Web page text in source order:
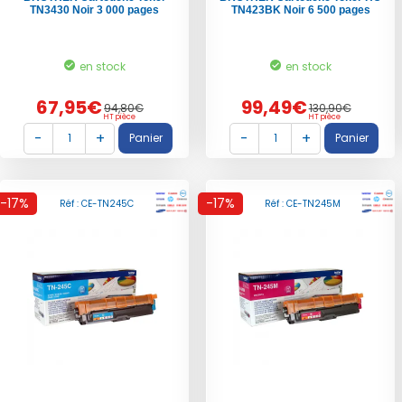
TN3430 Noir 3 000 pages
en stock
67,95€94,80€
HT pièce
TN423BK Noir 6 500 pages
en stock
99,49€130,90€
HT pièce
-17% Réf : CE-TN245C -17% Réf : CE-TN245M